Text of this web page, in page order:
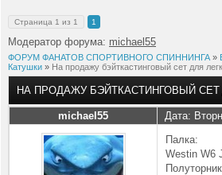
Страница 1 из 1 1
Модератор форума: michael55
ФОРУМ ФАНАТОВ СПОРТИВНОГО СПИННИНГА »
Катушки » На продажу бэйткастинговый сет для
НА ПРОДАЖУ БЭЙТКАСТИНГОВЫЙ
michael55 Дата:
Палка:
Westin W6